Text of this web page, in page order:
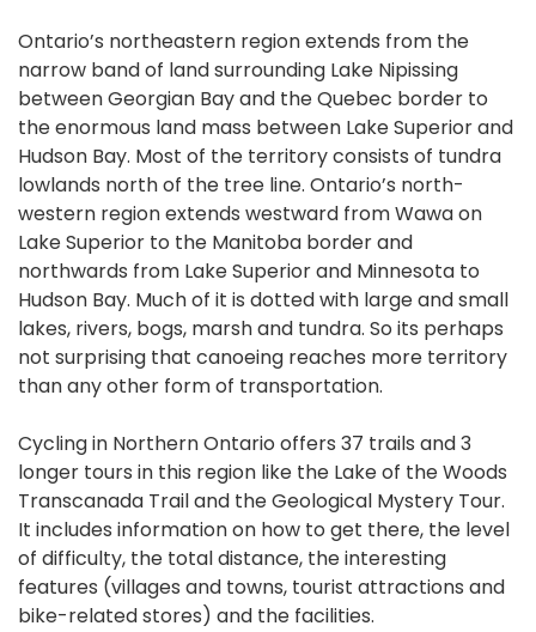
Ontario’s northeastern region extends from the
narrow band of land surrounding Lake Nipissing
between Georgian Bay and the Quebec border to
the enormous land mass between Lake Superior and
Hudson Bay. Most of the territory consists of tundra
lowlands north of the tree line. Ontario’s north-
western region extends westward from Wawa on
Lake Superior to the Manitoba border and
northwards from Lake Superior and Minnesota to
Hudson Bay. Much of it is dotted with large and small
lakes, rivers, bogs, marsh and tundra. So its perhaps
not surprising that canoeing reaches more territory
than any other form of transportation.
Cycling in Northern Ontario offers 37 trails and 3
longer tours in this region like the Lake of the Woods
Transcanada Trail and the Geological Mystery Tour.
It includes information on how to get there, the level
of difficulty, the total distance, the interesting
features (villages and towns, tourist attractions and
bike-related stores) and the facilities.